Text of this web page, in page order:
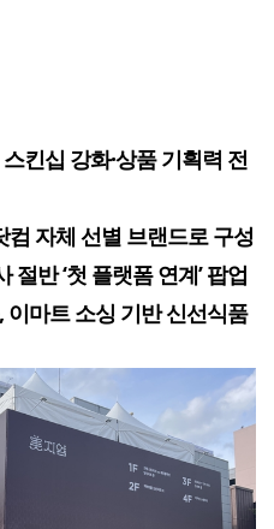
킨십 강화·상품 기획력 전
컴 자체 선별 브랜드로 구성
반 ‘첫 플랫폼 연계’ 팝업
마트 소싱 기반 신선식품